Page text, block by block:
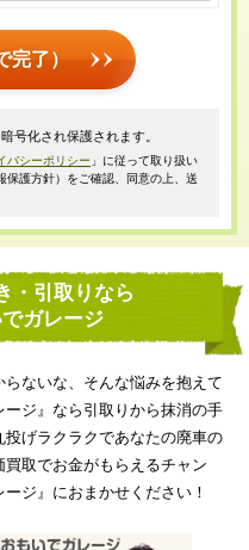
完了）
号化され保護されます。
バシーポリシー 」に従って取り扱い
保護方針）をご確認、同意の上、送
・引取りなら
ガレージ
ないな、そんな悩みを抱えて
ジ』なら引取りから抹消の手
げラクラクであなたの廃車の
取でお金がもらえるチャン
ジ』におまかせください！